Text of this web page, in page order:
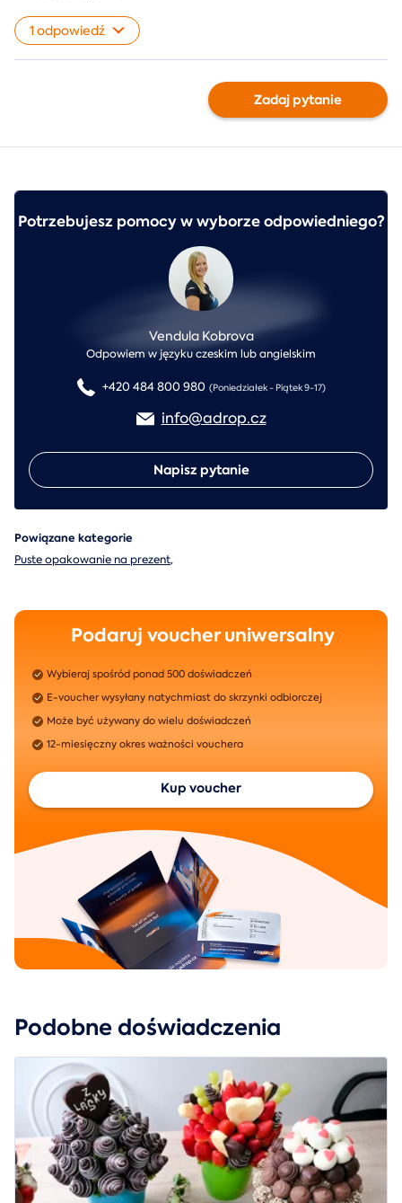
1 odpowiedź
Zadaj pytanie
Potrzebujesz pomocy w wyborze odpowiedniego?
Vendula Kobrova
Odpowiem w języku czeskim lub angielskim
+420 484 800 980 (Poniedziałek - Piątek 9-17)
info@adrop.cz
Napisz pytanie
Powiązane kategorie
Puste opakowanie na prezent,
Podaruj voucher uniwersalny
Wybieraj spośród ponad 500 doświadczeń
E-voucher wysyłany natychmiast do skrzynki odbiorczej
Może być używany do wielu doświadczeń
12-miesięczny okres ważności vouchera
Kup voucher
Podobne doświadczenia